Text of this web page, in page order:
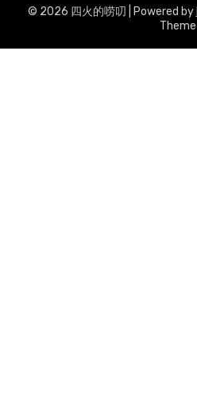
© 2026 四火的唠叨 | Powered by
Theme